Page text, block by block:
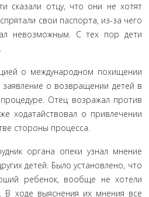
сказали отцу, что они не хо­тят
свои паспорта, из-за чего
невозможным. С тех пор дети
о международном похище­нии
о возвращении детей в
Отец возражал про­тив
ходатайствовал о привлечении
стороны процесса.
органа опеки узнал мне­ние
детей. Было установлено, что
ребенок, вообще не хотели
В ходе выяснения их мнения все